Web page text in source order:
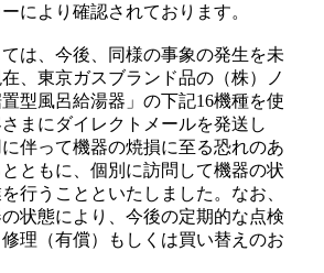
により確認されております。
は、今後、同様の事象の発生を未
、東京ガスブランド品の（株）ノ
型風呂給湯器」の下記16機種を使
まにダイレクトメールを発送し
伴って機器の焼損に至る恐れのあ
ともに、個別に訪問して機器の状
行うことといたしました。なお、
状態により、今後の定期的な点検
修理（有償）もしくは買い替えのお